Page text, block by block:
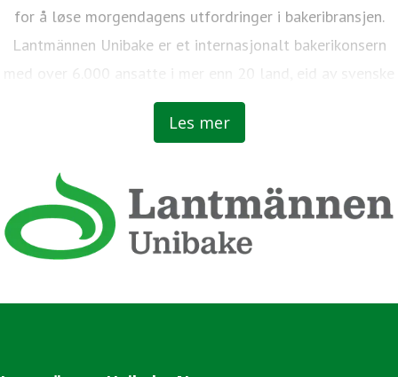
Les mer
for å løse morgendagens utfordringer i bakeribransjen.
Lantmännen Unibake er et internasjonalt bakerikonsern
med over 6.000 ansatte i mer enn 20 land, eid av svenske
bønder.